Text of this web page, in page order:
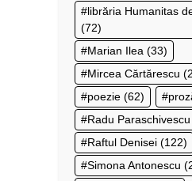
librăria Humanitas
(72)
Marian Ilea (33)
Mircea Cărtărescu
poezie (62)
Radu Paraschivescu
Raftul Denisei (122)
Simona Antonescu